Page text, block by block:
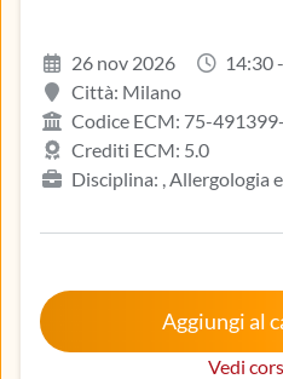
dermatologica
26 nov 2026
14:30
Città: Milano
Codice ECM: 75-
Crediti ECM: 5.0
Disciplina: , Allergologia
Medicina del lavoro e
lavoro, Medicina generale
Aggiungi al
Vedi